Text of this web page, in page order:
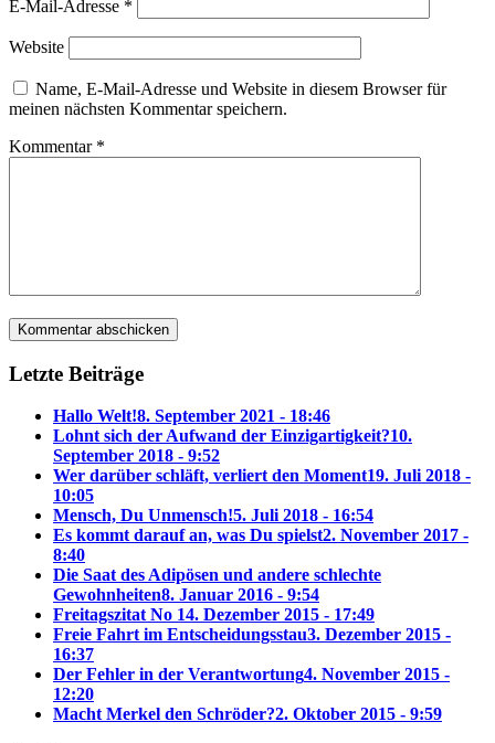
E-Mail-Adresse *
Website
Name, E-Mail-Adresse und Website in diesem Browser für
meinen nächsten Kommentar speichern.
Kommentar *
Letzte Beiträge
Hallo Welt!8. September 2021 - 18:46
Lohnt sich der Aufwand der Einzigartigkeit?10.
September 2018 - 9:52
Wer darüber schläft, verliert den Moment19. Juli 2018 -
10:05
Mensch, Du Unmensch!5. Juli 2018 - 16:54
Es kommt darauf an, was Du spielst2. November 2017 -
8:40
Die Saat des Adipösen und andere schlechte
Gewohnheiten8. Januar 2016 - 9:54
Freitagszitat No 14. Dezember 2015 - 17:49
Freie Fahrt im Entscheidungsstau3. Dezember 2015 -
16:37
Der Fehler in der Verantwortung4. November 2015 -
12:20
Macht Merkel den Schröder?2. Oktober 2015 - 9:59